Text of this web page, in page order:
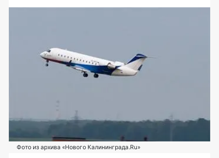
Фото из архива «Нового Калининграда.Ru»